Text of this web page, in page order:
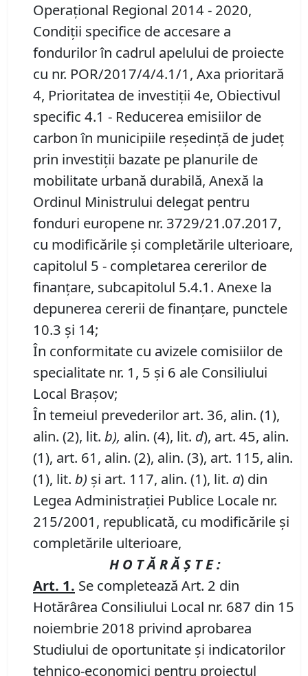
Operaţional Regional 2014 - 2020,
Condiţii specifice de accesare a
fondurilor în cadrul apelului de proiecte
cu nr. POR/2017/4/4.1/1, Axa prioritară
4, Prioritatea de investiţii 4e, Obiectivul
specific 4.1 - Reducerea emisiilor de
carbon în municipiile reşedinţă de judeţ
prin investiţii bazate pe planurile de
mobilitate urbană durabilă, Anexă la
Ordinul Ministrului delegat pentru
fonduri europene nr. 3729/21.07.2017,
cu modificările şi completările ulterioare,
capitolul 5 - completarea cererilor de
finanţare, subcapitolul 5.4.1. Anexe la
depunerea cererii de finanţare, punctele
10.3 şi 14;
În conformitate cu avizele comisiilor de
specialitate nr. 1, 5 şi 6 ale Consiliului
Local Braşov;
În temeiul prevederilor art. 36, alin. (1),
alin. (2), lit. b), alin. (4), lit. d), art. 45, alin.
(1), art. 61, alin. (2), alin. (3), art. 115, alin.
(1), lit. b) şi art. 117, alin. (1), lit. a) din
Legea Administraţiei Publice Locale nr.
215/2001, republicată, cu modificările şi
completările ulterioare,
H O T Ă R Ă Ş T E :
Art. 1. Se completează Art. 2 din
Hotărârea Consiliului Local nr. 687 din 15
noiembrie 2018 privind aprobarea
Studiului de oportunitate şi indicatorilor
tehnico-economici pentru proiectul